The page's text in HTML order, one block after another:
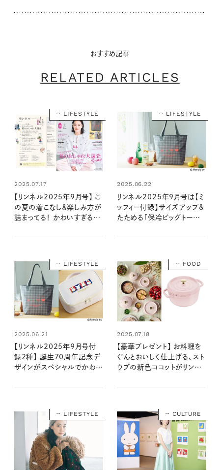
おすすめ記事
RELATED ARTICLES
LIFESTYLE
2025.07.17
【リンネル2025年9月号】 こ
の夏の着こなし＆楽しみ方が
詰まってる！ かわいすぎる「ミ
すめ特集を最速レポート＜7
LIFESTYLE
2025.06.22
リンネル2025年9月号は【ミ
ッフィー付録】サイズアップ&
たためる「保冷ビッグトー
活躍！（7/18発売リンネル
LIFESTYLE
2025.06.21
【リンネル2025年9月号付
録2種】 誕生70周年記念デ
ザインがスペシャルでかわい
サーポーチが登場！ （7/18
号・9月号増刊）
FOOD
2025.07.18
【豪華プレゼント】 お料理を
ぐんとおいしく仕上げる、スト
ウブの新色ココットがリンネ
ーと投稿への「いいね！ 」で
LIFESTYLE CULTURE